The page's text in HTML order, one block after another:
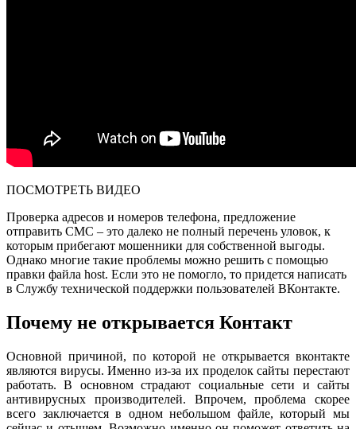
ПОСМОТРЕТЬ ВИДЕО
Проверка адресов и номеров телефона, предложение
отправить СМС – это далеко не полный перечень уловок, к
которым прибегают мошенники для собственной выгоды.
Однако многие такие проблемы можно решить с помощью
правки файла host. Если это не помогло, то придется написать
в Службу технической поддержки пользователей ВКонтакте.
Почему не открывается Контакт
Основной причиной, по которой не открывается вконтакте
являются вирусы. Именно из-за их проделок сайты перестают
работать. В основном страдают социальные сети и сайты
антивирусных производителей. Впрочем, проблема скорее
всего заключается в одном небольшом файле, который мы